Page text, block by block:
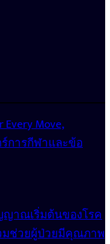
Move,
การกีฬาและข้อ
ญาณเริ่มต้นของโรค
มช่วยผู้ป่วยมีคุณภาพ